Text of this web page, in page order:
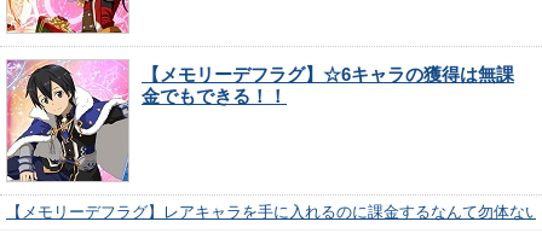
【メモリーデフラグ】☆6キャラの獲得は無課
金でもできる！！
【メモリーデフラグ】レアキャラを手に入れるのに課金するなんて勿体な